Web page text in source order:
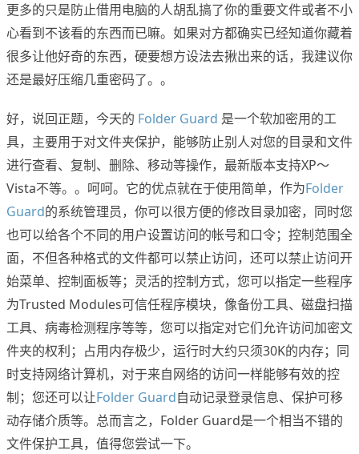
更多的只是防止借用电脑的人胡乱搞了你的重要文件或者不小
心看到不该看的东西而已嘛。如果对方都确实已经知道你藏着
很多让他好奇的东西，硬要想方设法去揪出来的话，我建议你
还是最好压缩几重密码了。。
好，说回正题，今天的 Folder Guard 是一个软加密用的工
具，主要用于对文件夹保护，能够防止别人对您的目录和文件
进行查看、复制、删除、移动等操作，最新版本支持XP～
Vista不等。。呵呵。它的优点就在于使用简单，作为Folder
Guard的系统管理员，你可以很方便的修改目录加密，同时您
也可以给各个不同的用户设置访问的帐号和口令；控制范围全
面，不但各种格式的文件都可以禁止访问，还可以禁止访问开
始菜单、控制面板等；灵活的控制方式，您可以指定一些程序
为Trusted Modules可信任程序模块，像备份工具、磁盘扫描
工具、病毒检测程序等等，您可以指定对它们允许访问加密文
件夹的权利；占用内存极少，运行时大约只须30K的内存；同
时支持网络计算机，对于来自网络的访问一样能够有效的控
制；您还可以让Folder Guard自动记录登录信息、保护可移
动存储介质等。总而言之，Folder Guard是一个相当不错的
文件保护工具，值得您尝试一下。